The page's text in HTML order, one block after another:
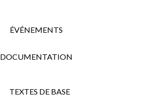
ÉVÉNEMENTS
DOCUMENTATION
TEXTES DE BASE